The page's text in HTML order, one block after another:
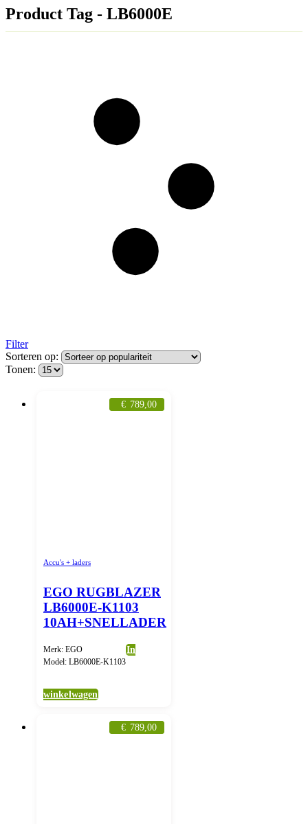
Product Tag - LB6000E
Filter
Sorteren op:
Tonen:
€ 789,00
Accu's + laders
EGO RUGBLAZER
LB6000E-K1103
10AH+SNELLADER
Merk: EGO
Model: LB6000E-K1103
In
winkelwagen
€ 789,00